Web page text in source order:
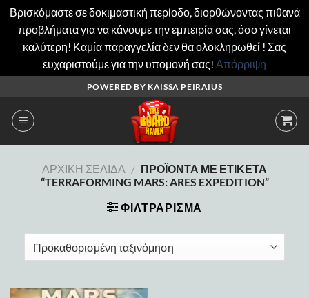
Βρισκόμαστε σε δοκιμαστική περίοδο, διορθώνοντας πιθανά
προβλήματα για να κάνουμε την εμπειρία σας, όσο γίνεται
καλύτερη! Καμία παραγγελία δεν θα ολοκληρωθεί ! Σας
ευχαριστούμε για την υπομονή σας! Απόρριψη
περιεχόμενο
POWERED BY KAISSA PEIRAIUS
ΑΡΧΙΚΉ ΣΕΛΊΔΑ / ΠΡΟΪΌΝΤΑ ΜΕ ΕΤΙΚΈΤΑ
“TERRAFORMING MARS: ARES EXPEDITION”
ΦΙΛΤΡΆΡΙΣΜΑ